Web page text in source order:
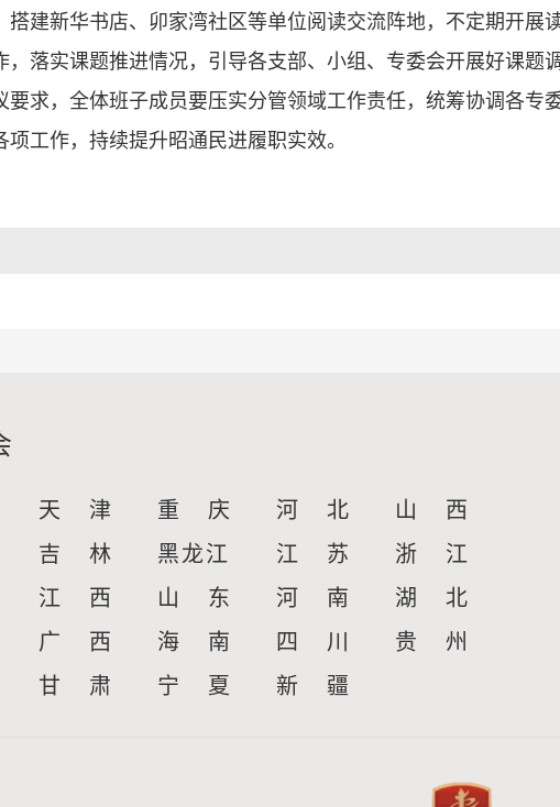
搭建新华书店、卯家湾社区等单位阅读交流阵地，不定期开展
，落实课题推进情况，引导各支部、小组、专委会开展好课题
要求，全体班子成员要压实分管领域工作责任，统筹协调各专
项工作，持续提升昭通民进履职实效。
天 津 重 庆 河 北
山 西
吉 林 黑龙江 江 苏
浙 江
江 西 山 东 河 南
湖 北
广 西 海 南 四 川
贵 州
甘 肃 宁 夏 新 疆